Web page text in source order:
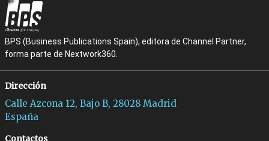
BPS (Business Publications Spain), editora de Channel Partner,
forma parte de Nextwork360.
Dirección
Calle Azcona 12, Bajo B, 28028 Madrid
España
Contactos